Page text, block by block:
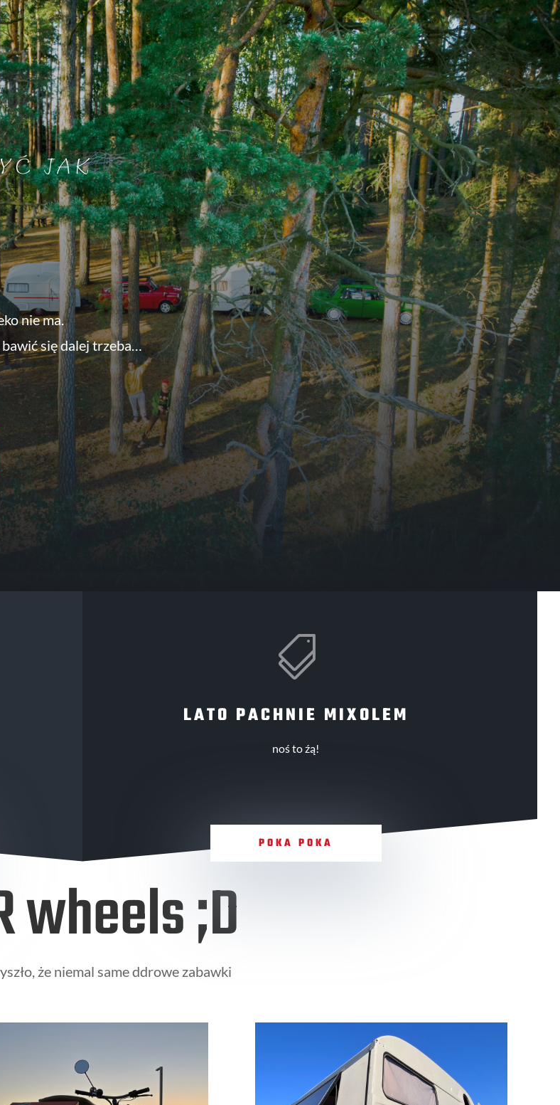
JAK
nie ma.
się dalej trzeba…

LATO PACHNIE MIXOLEM
noś to źą!
POKA POKA
wheels ;D
że niemal same ddrowe zabawki